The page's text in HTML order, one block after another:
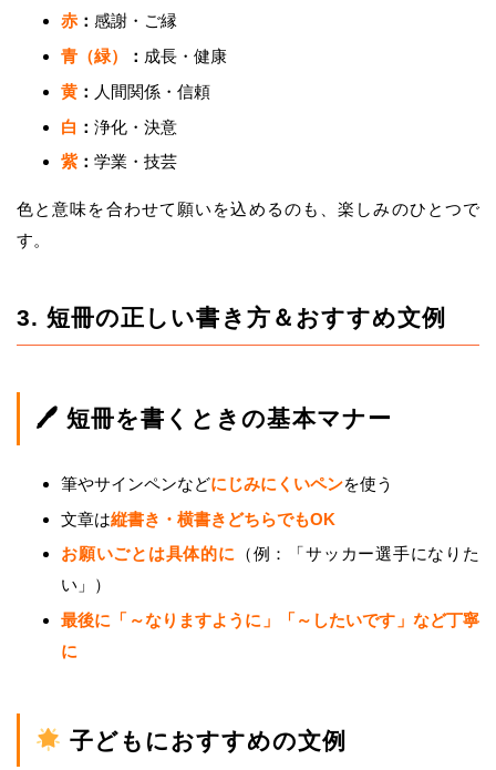
赤 ： 感謝・ご縁
青（緑）
： 成長・健康
黄 ： 人間関係・信頼
白 ： 浄化・決意
紫： 学業・技芸
色と意味を合わせて願いを込めるのも、楽しみのひとつで
す。
3. 短冊の正しい書き方＆おすすめ文例
🖊 短冊を書くときの基本マナー
筆やサインペンなどにじみにくいペンを使う
文章は縦書き・横書きどちらでもOK
お願いごとは具体的に （例：「サッカー選手になりた
い」）
最後に「～なりますように」「～したいです」など丁寧
に
子どもにおすすめの文例